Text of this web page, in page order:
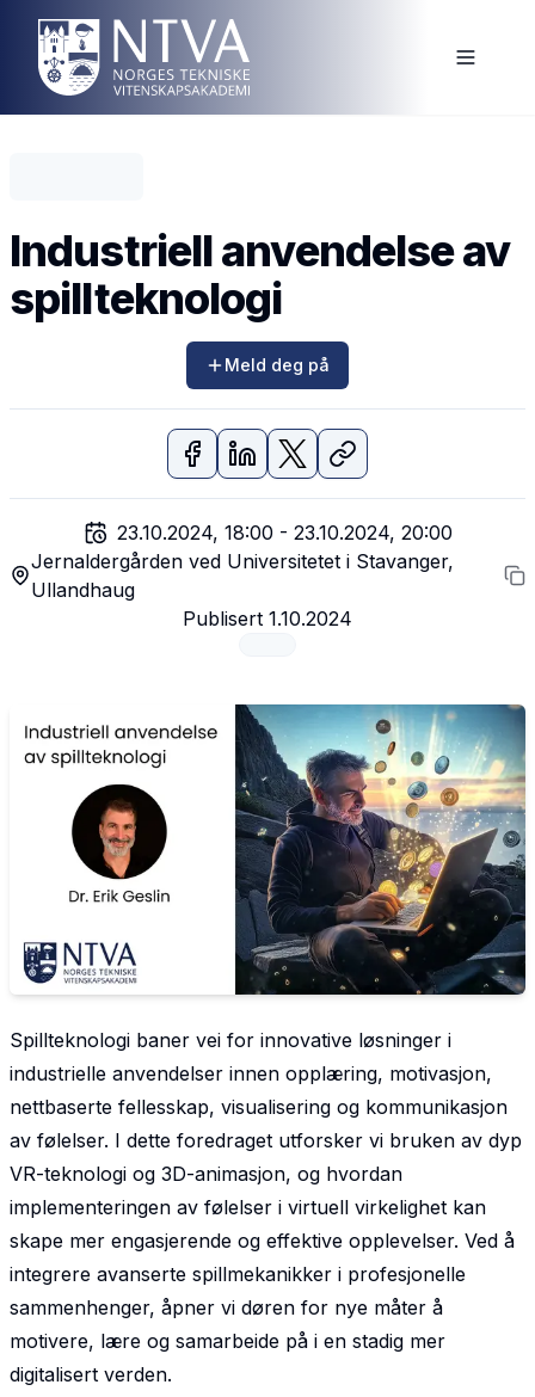
Industriell anvendelse av
spillteknologi
Meld deg på
23.10.2024, 18:00 - 23.10.2024, 20:00
Jernaldergården ved Universitetet i Stavanger,
Ullandhaug
Publisert 1.10.2024
Spillteknologi baner vei for innovative løsninger i
industrielle anvendelser innen opplæring, motivasjon,
nettbaserte fellesskap, visualisering og kommunikasjon
av følelser. I dette foredraget utforsker vi bruken av dyp
VR-teknologi og 3D-animasjon, og hvordan
implementeringen av følelser i virtuell virkelighet kan
skape mer engasjerende og effektive opplevelser. Ved å
integrere avanserte spillmekanikker i profesjonelle
sammenhenger, åpner vi døren for nye måter å
motivere, lære og samarbeide på i en stadig mer
digitalisert verden.